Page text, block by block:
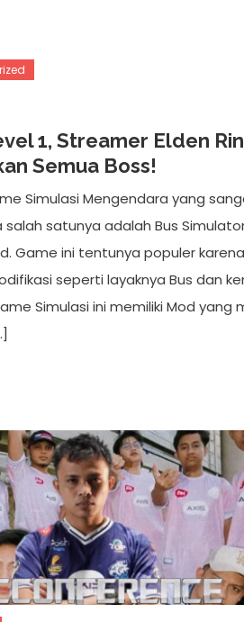
1, Streamer Elden
Semua Boss!
Simulasi Mengendara yang
satunya adalah Bus
Game ini tentunya populer
seperti layaknya Bus dan
Simulasi ini memiliki Mod yang